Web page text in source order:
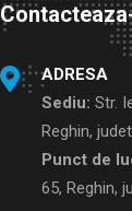
ADRESA
Sediu: Str.
Reghin,
Punct de
65, Reghin,